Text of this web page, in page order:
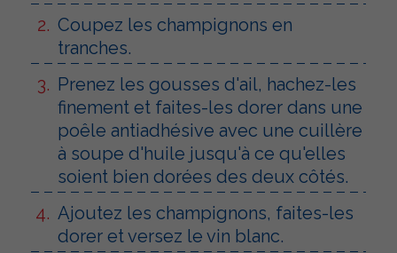
Coupez les champignons en
tranches.
Prenez les gousses d'ail, hachez-les
finement et faites-les dorer dans une
poêle antiadhésive avec une cuillère
à soupe d'huile jusqu'à ce qu'elles
soient bien dorées des deux côtés.
Ajoutez les champignons, faites-les
dorer et versez le vin blanc.